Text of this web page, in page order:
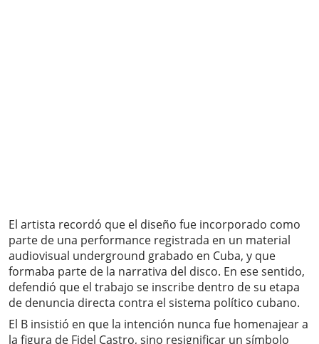
El artista recordó que el diseño fue incorporado como
parte de una performance registrada en un material
audiovisual underground grabado en Cuba, y que
formaba parte de la narrativa del disco. En ese sentido,
defendió que el trabajo se inscribe dentro de su etapa
de denuncia directa contra el sistema político cubano.
El B insistió en que la intención nunca fue homenajear a
la figura de Fidel Castro, sino resignificar un símbolo